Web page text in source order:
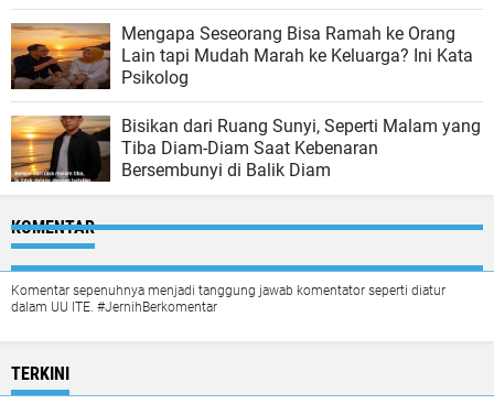
Mengapa Seseorang Bisa Ramah ke Orang
Lain tapi Mudah Marah ke Keluarga? Ini Kata
Psikolog
Bisikan dari Ruang Sunyi, Seperti Malam yang
Tiba Diam-Diam Saat Kebenaran
Bersembunyi di Balik Diam
KOMENTAR
Komentar sepenuhnya menjadi tanggung jawab komentator seperti diatur
dalam UU ITE. #JernihBerkomentar
TERKINI